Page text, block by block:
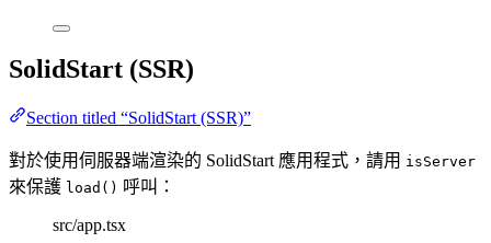
SolidStart (SSR)
Section titled “SolidStart (SSR)”
對於使用伺服器端渲染的 SolidStart 應用程式，請用 isServer
來保護 load() 呼叫：
src/app.tsx